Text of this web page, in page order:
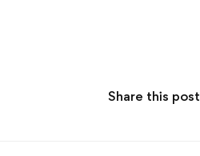
Share this post